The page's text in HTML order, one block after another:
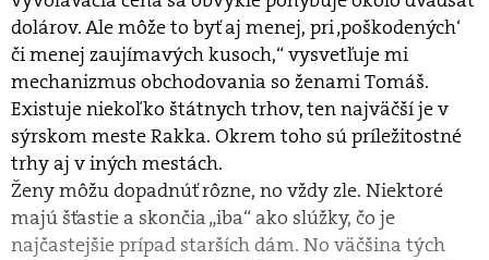
dolárov. Ale môže to byť aj menej, pri ‚poškodených‘
či menej zaujímavých kusoch,“ vysvetľuje mi
mechanizmus obchodovania so ženami Tomáš.
Existuje niekoľko štátnych trhov, ten najväčší je v
sýrskom meste Rakka. Okrem toho sú príležitostné
trhy aj v iných mestách.
Ženy môžu dopadnúť rôzne, no vždy zle. Niektoré
majú šťastie a skončia „iba“ ako slúžky, čo je
najčastejšie prípad starších dám. No väčšina tých